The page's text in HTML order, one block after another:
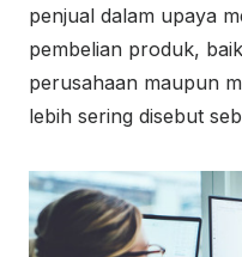
penjual dalam upaya
pembelian produk,
perusahaan maupun
lebih sering disebut